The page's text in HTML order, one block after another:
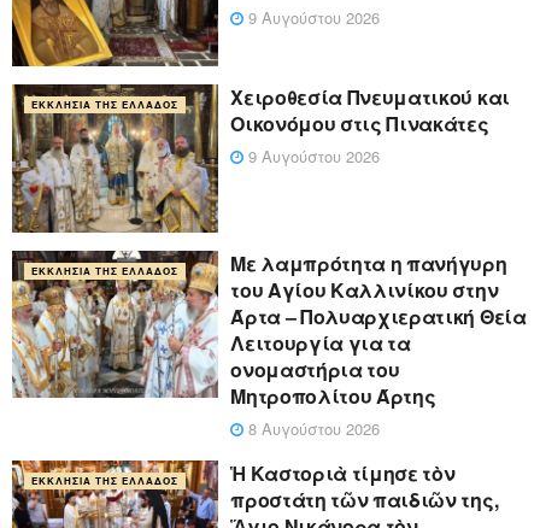
9 Αυγούστου 2026
ΕΚΚΛΗΣΊΑ ΤΗΣ ΕΛΛΆΔΟΣ
Χειροθεσία Πνευματικού και
Οικονόμου στις Πινακάτες
9 Αυγούστου 2026
ΕΚΚΛΗΣΊΑ ΤΗΣ ΕΛΛΆΔΟΣ
Με λαμπρότητα η πανήγυρη
του Αγίου Καλλινίκου στην
Άρτα – Πολυαρχιερατική Θεία
Λειτουργία για τα
ονομαστήρια του
Μητροπολίτου Άρτης
8 Αυγούστου 2026
ΕΚΚΛΗΣΊΑ ΤΗΣ ΕΛΛΆΔΟΣ
Ἡ Καστοριὰ τίμησε τὸν
προστάτη τῶν παιδιῶν της,